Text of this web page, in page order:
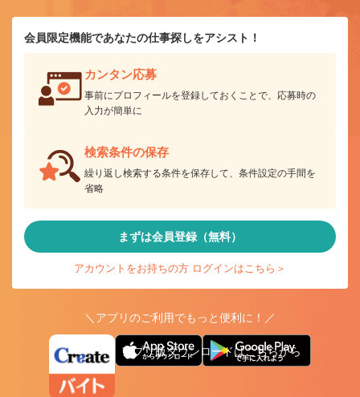
会員限定機能であなたの仕事探しをアシスト！
カンタン応募
事前にプロフィールを登録しておくことで、応募時の
入力が簡単に
検索条件の保存
繰り返し検索する条件を保存して、条件設定の手間を
省略
まずは会員登録（無料）
アカウントをお持ちの方 ログインはこちら＞
＼アプリのご利用でもっと便利に！／
アプリ版ダウンロードはこちらから